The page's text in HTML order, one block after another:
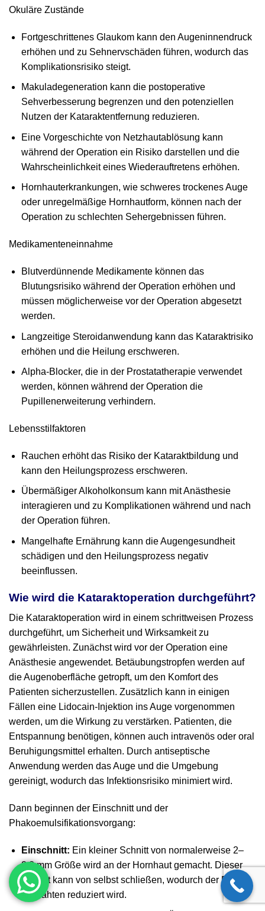
Okuläre Zustände
Fortgeschrittenes Glaukom kann den Augeninnendruck
erhöhen und zu Sehnervschäden führen, wodurch das
Komplikationsrisiko steigt.
Makuladegeneration kann die postoperative
Sehverbesserung begrenzen und den potenziellen
Nutzen der Kataraktentfernung reduzieren.
Eine Vorgeschichte von Netzhautablösung kann
während der Operation ein Risiko darstellen und die
Wahrscheinlichkeit eines Wiederauftretens erhöhen.
Hornhauterkrankungen, wie schweres trockenes Auge
oder unregelmäßige Hornhautform, können nach der
Operation zu schlechten Sehergebnissen führen.
Medikamenteneinnahme
Blutverdünnende Medikamente können das
Blutungsrisiko während der Operation erhöhen und
müssen möglicherweise vor der Operation abgesetzt
werden.
Langzeitige Steroidanwendung kann das Kataraktrisiko
erhöhen und die Heilung erschweren.
Alpha-Blocker, die in der Prostatatherapie verwendet
werden, können während der Operation die
Pupillenerweiterung verhindern.
Lebensstilfaktoren
Rauchen erhöht das Risiko der Kataraktbildung und
kann den Heilungsprozess erschweren.
Übermäßiger Alkoholkonsum kann mit Anästhesie
interagieren und zu Komplikationen während und nach
der Operation führen.
Mangelhafte Ernährung kann die Augengesundheit
schädigen und den Heilungsprozess negativ
beeinflussen.
Wie wird die Kataraktoperation durchgeführt?
Die Kataraktoperation wird in einem schrittweisen Prozess
durchgeführt, um Sicherheit und Wirksamkeit zu
gewährleisten. Zunächst wird vor der Operation eine
Anästhesie angewendet. Betäubungstropfen werden auf
die Augenoberfläche getropft, um den Komfort des
Patienten sicherzustellen. Zusätzlich kann in einigen
Fällen eine Lidocain-Injektion ins Auge vorgenommen
werden, um die Wirkung zu verstärken. Patienten, die
Entspannung benötigen, können auch intravenös oder oral
Beruhigungsmittel erhalten. Durch antiseptische
Anwendung werden das Auge und die Umgebung
gereinigt, wodurch das Infektionsrisiko minimiert wird.
Dann beginnen der Einschnitt und der
Phakoemulsifikationsvorgang:
Einschnitt: Ein kleiner Schnitt von normalerweise 2–
2,8 mm Größe wird an der Hornhaut gemacht. Dieser
Schnitt kann von selbst schließen, wodurch der Bedarf
an Nähten reduziert wird.